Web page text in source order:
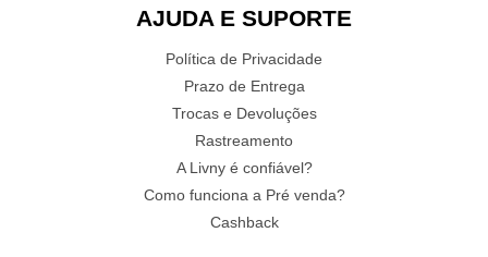
AJUDA E SUPORTE
Política de Privacidade
Prazo de Entrega
Trocas e Devoluções
Rastreamento
A Livny é confiável?
Como funciona a Pré venda?
Cashback